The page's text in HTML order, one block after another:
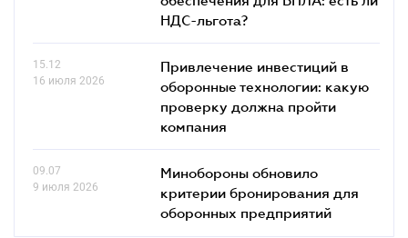
НДС-льгота?
15.12
16 июля 2026
Привлечение инвестиций в
оборонные технологии: какую
проверку должна пройти
компания
09.07
9 июля 2026
Минобороны обновило
критерии бронирования для
оборонных предприятий